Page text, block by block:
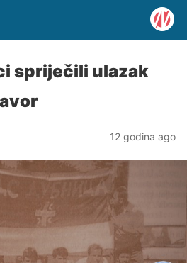
spriječili ulazak
12 godina ago